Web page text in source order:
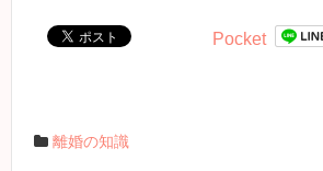
Pocket
離婚の知識